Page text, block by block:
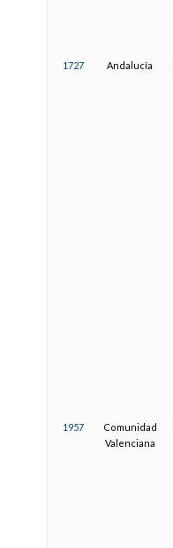
1727 Andalucía
1957
Comunidad
Valenciana